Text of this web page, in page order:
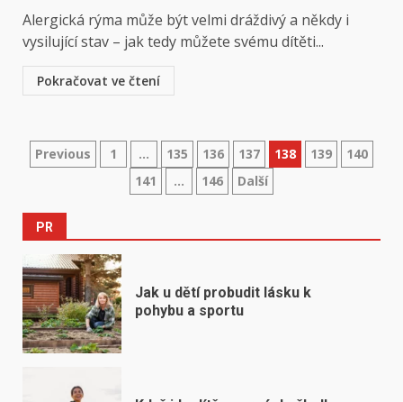
Alergická rýma může být velmi dráždivý a někdy i
vysilující stav – jak tedy můžete svému dítěti...
Pokračovat ve čtení
Stránkování
příspěvků
Previous 1 … 135 136 137 138 139
140
141
… 146 Další
PR
Jak u dětí probudit lásku k
pohybu a sportu